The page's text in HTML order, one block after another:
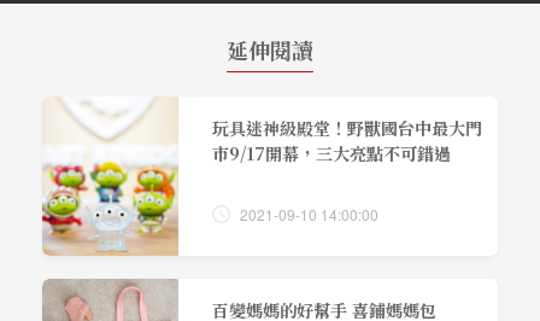
延伸閱讀
玩具迷神級殿堂！野獸國台中最大門
市9/17開幕，三大亮點不可錯過
2021-09-10 14:00:00
百變媽媽的好幫手 喜鋪媽媽包